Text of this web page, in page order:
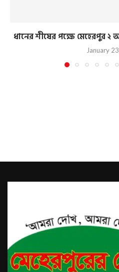
ধানের শীষের পক্ষে মেহেরপুর ২
January